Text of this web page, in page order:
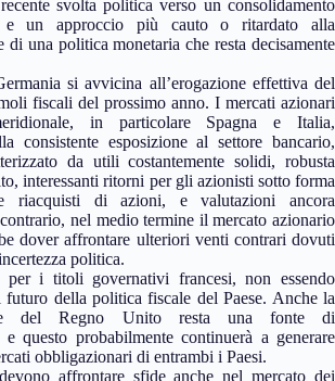
svolta politica verso un consolidamento
e un approccio più cauto o ritardato alla
di una politica monetaria che resta decisamente
si avvicina all’erogazione effettiva del
fiscali del prossimo anno. I mercati azionari
in particolare Spagna e Italia,
consistente esposizione al settore bancario,
da utili costantemente solidi, robusta
interessanti ritorni per gli azionisti sotto forma
riacquisti di azioni, e valutazioni ancora
nel medio termine il mercato azionario
dover affrontare ulteriori venti contrari dovuti
politica.
per i titoli governativi francesi, non essendo
della politica fiscale del Paese. Anche la
del Regno Unito resta una fonte di
questo probabilmente continuerà a generare
obbligazionari di entrambi i Paesi.
affrontare sfide anche nel mercato dei